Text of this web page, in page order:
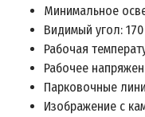
Минимальное
Видимый угол:
Рабочая
Рабочее
Парковочные
Изображение с